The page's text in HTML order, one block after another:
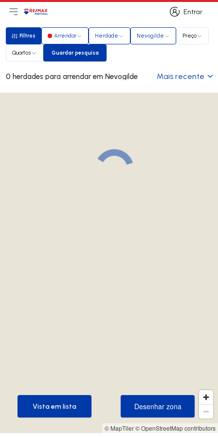
Entrar
Entrar
Abri menu principal
LogoIr para página inicial
Filtros
Filtros Arrendar Herdade Nevogilde Preço
Quartos Guardar pesquisa
Guardar pesquisa
0 herdades para arrendar em Nevogilde Mais recente
© MapTiler© OpenStreetMap contributors
Desenhar zona
Desenhar zona
Vista em lista
Vista em lista